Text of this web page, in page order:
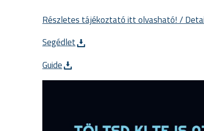
Részletes tájékoztató itt olvasható! /
Segédlet
Guide